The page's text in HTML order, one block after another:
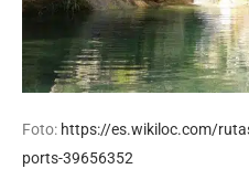
Foto: https://es.wikiloc.com/
ports-39656352